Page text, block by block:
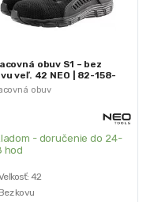
obuv
obuv S1 – bez
veľ. 42 NEO | 82-158-
- doručenie do 24-
hod
42
Bez kovu